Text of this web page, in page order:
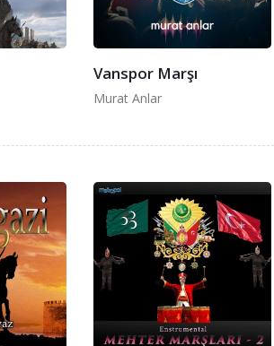
Vanspor Marşı
Murat Anlar